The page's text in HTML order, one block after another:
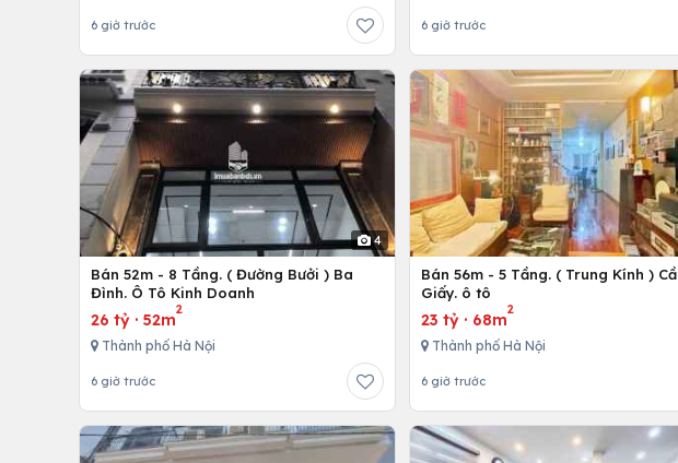
6 giờ trước 6 giờ trước
4
Bán 52m - 8 Tầng. ( Đường Bưởi ) Ba
Đình. Ô Tô Kinh Doanh
26 tỷ · 52m
2
Thành phố Hà Nội
6 giờ trước
Bán 56m - 5 Tầng. ( Trung Kính )
Giấy. ô tô
23 tỷ · 68m
2
Thành phố Hà Nội
6 giờ trước